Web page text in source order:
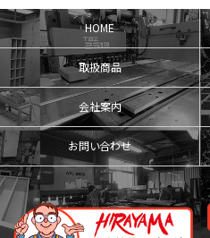
HOME
取扱商品
会社案内
お問い合わせ